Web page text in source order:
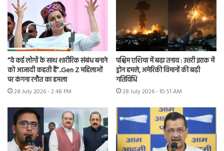
“वे कई लोगों के साथ शारीरिक संबंध बनाने
को आजादी कहती हैं”..Gen Z महिलाओं
पर कंगना रनौत का हमला
28 July 2026 - 2:48 PM
पश्चिम एशिया में बढ़ा तनाव : उत्तरी इराक में
ड्रोन हमले, अमेरिकी विमानों की बढ़ी
गतिविधि
28 July 2026 - 10:51 AM